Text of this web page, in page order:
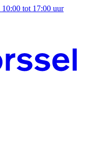
10:00 tot 17:00 uur